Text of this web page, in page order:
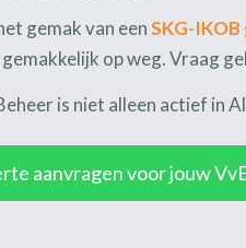
gemak van eenSKG-
gemakkelijk op weg. Vraag
is niet alleen actief in
aanvragen voor jouw